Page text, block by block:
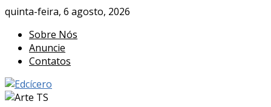
quinta-feira, 6 agosto, 2026
Sobre Nós
Anuncie
Contatos